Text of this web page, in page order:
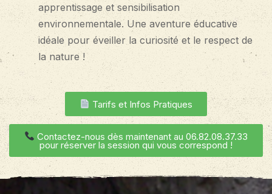
apprentissage et sensibilisation
environnementale. Une aventure éducative
idéale pour éveiller la curiosité et le respect de
la nature !
Tarifs et Infos Pratiques
Contactez-nous dès maintenant au 06.82.08.37.33
pour réserver la session qui vous correspond !